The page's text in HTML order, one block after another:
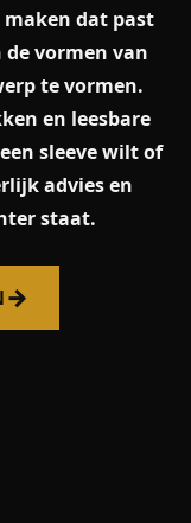
dat past
vormen van
te vormen.
en leesbare
sleeve wilt of
advies en
staat.
→